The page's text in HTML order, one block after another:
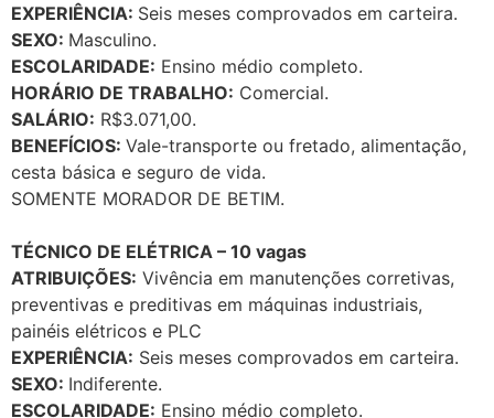
EXPERIÊNCIA: Seis meses comprovados em carteira.
SEXO: Masculino.
ESCOLARIDADE: Ensino médio completo.
HORÁRIO DE TRABALHO: Comercial.
SALÁRIO: R$3.071,00.
BENEFÍCIOS: Vale-transporte ou fretado, alimentação,
cesta básica e seguro de vida.
SOMENTE MORADOR DE BETIM.
TÉCNICO DE ELÉTRICA – 10 vagas
ATRIBUIÇÕES: Vivência em manutenções corretivas,
preventivas e preditivas em máquinas industriais,
painéis elétricos e PLC
EXPERIÊNCIA: Seis meses comprovados em carteira.
SEXO: Indiferente.
ESCOLARIDADE: Ensino médio completo.